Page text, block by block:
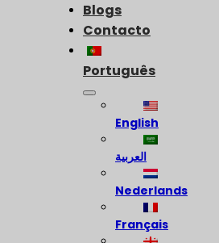
Blogs
Contacto
Português
English
العربية
Nederlands
Français